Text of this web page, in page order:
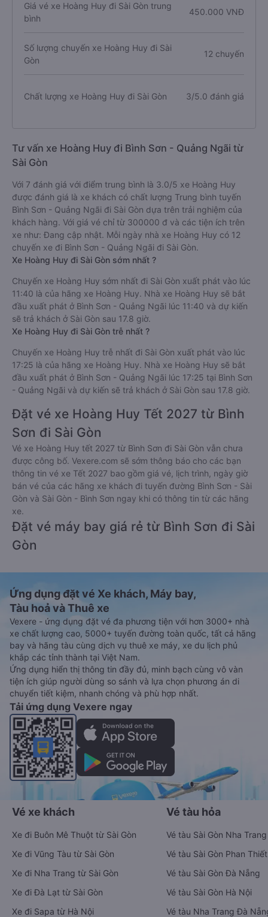
Giá vé xe Hoàng Huy đi Sài Gòn trung
bình
450.000 VNĐ
Số lượng chuyến xe Hoàng Huy đi Sài
Gòn
12 chuyến
Chất lượng xe Hoàng Huy đi Sài Gòn 3/5.0 đánh giá
Tư vấn xe Hoàng Huy đi Bình Sơn - Quảng Ngãi từ
Sài Gòn
Với 7 đánh giá với điểm trung bình là 3.0/5 xe Hoàng Huy
được đánh giá là xe khách có chất lượng Trung bình tuyến
Bình Sơn - Quảng Ngãi đi Sài Gòn dựa trên trải nghiệm của
khách hàng. Với giá vé chỉ từ 300000 đ và các tiện ích trên
xe như: Đang cập nhật. Mỗi ngày nhà xe Hoàng Huy có 12
chuyến xe đi Bình Sơn - Quảng Ngãi đi Sài Gòn.
Xe Hoàng Huy đi Sài Gòn sớm nhất ?
Chuyến xe Hoàng Huy sớm nhất đi Sài Gòn xuất phát vào lúc
11:40 là của hãng xe Hoàng Huy. Nhà xe Hoàng Huy sẽ bắt
đầu xuất phát ở Bình Sơn - Quảng Ngãi lúc 11:40 và dự kiến
sẽ trả khách ở Sài Gòn sau 17.8 giờ.
Xe Hoàng Huy đi Sài Gòn trễ nhất ?
Chuyến xe Hoàng Huy trễ nhất đi Sài Gòn xuất phát vào lúc
17:25 là của hãng xe Hoàng Huy. Nhà xe Hoàng Huy sẽ bắt
đầu xuất phát ở Bình Sơn - Quảng Ngãi lúc 17:25 tại Bình Sơn
- Quảng Ngãi và dự kiến sẽ trả khách ở Sài Gòn sau 17.8 giờ.
Đặt vé xe Hoàng Huy Tết 2027 từ Bình
Sơn đi Sài Gòn
Vé xe Hoàng Huy tết 2027 từ Bình Sơn đi Sài Gòn vẫn chưa
được công bố. Vexere.com sẽ sớm thông báo cho các bạn
thông tin vé xe Tết 2027 bao gồm giá vé, lịch trình, ngày giờ
bán vé của các hãng xe khách đi tuyến đường Bình Sơn - Sài
Gòn và Sài Gòn - Bình Sơn ngay khi có thông tin từ các hãng
xe.
Đặt vé máy bay giá rẻ từ Bình Sơn đi Sài
Gòn
Ứng dụng đặt vé Xe khách, Máy bay,
Tàu hoả và Thuê xe
Vexere - ứng dụng đặt vé đa phương tiện với hơn 3000+ nhà
xe chất lượng cao, 5000+ tuyến đường toàn quốc, tất cả hãng
bay và hãng tàu cùng dịch vụ thuê xe máy, xe du lịch phủ
khắp các tỉnh thành tại Việt Nam.
Ứng dụng hiển thị thông tin đầy đủ, minh bạch cùng vô vàn
tiện ích giúp người dùng so sánh và lựa chọn phương án di
chuyển tiết kiệm, nhanh chóng và phù hợp nhất.
Tải ứng dụng Vexere ngay
Vé xe khách
Xe đi Buôn Mê Thuột từ Sài Gòn
Xe đi Vũng Tàu từ Sài Gòn
Xe đi Nha Trang từ Sài Gòn
Xe đi Đà Lạt từ Sài Gòn
Xe đi Sapa từ Hà Nội
Vé tàu hỏa
Vé tàu Sài Gòn Nha Trang
Vé tàu Sài Gòn Phan Thiết
Vé tàu Sài Gòn Đà Nẵng
Vé tàu Sài Gòn Hà Nội
Vé tàu Nha Trang Đà